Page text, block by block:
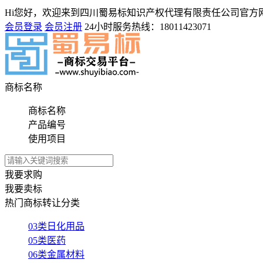
Hi您好，欢迎来到四川蜀易标知识产权代理有限责任公司官方
会员登录 会员注册 24小时服务热线： 18011423071
商标名称
商标名称
产品编号
使用项目
我要求购
我要卖标
热门商标转让分类
03类日化用品
05类医药
06类金属材料